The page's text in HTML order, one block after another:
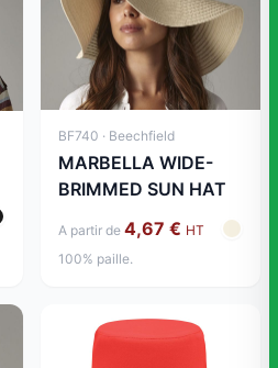
BF740 · Beechfield
MARBELLA WIDE-
BRIMMED SUN HAT
A partir de 4,67 € HT
100% paille.